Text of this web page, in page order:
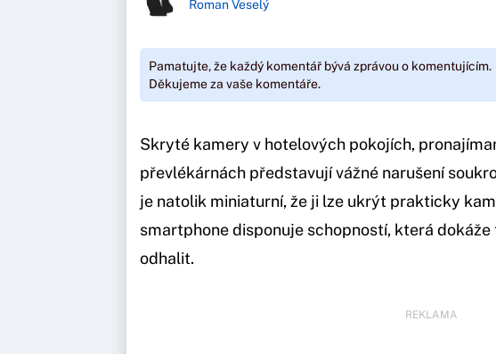
Roman Veselý
Pamatujte, že každý komentář bývá zprávou o komentujícím.
Děkujeme za vaše komentáře.
Skryté kamery v hotelových pokojích,
převlékárnách představují vážné narušení
je natolik miniaturní, že ji lze ukrýt prakticky
smartphone disponuje schopností, která
odhalit.
REKLAMA